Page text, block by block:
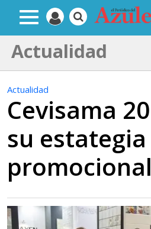
Actualidad
Actualidad
Cevisama
su estategia
promocional